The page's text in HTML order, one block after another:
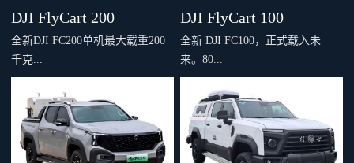
DJI FlyCart 200
全新DJI FC200单机最大载重200
千克...
，四机协同最大载重 600 千克。
支持双电和四电两种模式，还可
灵活选择旗舰空吊和 DL200 吊运
DJI FlyCart 100
全新 DJI FC100，正式载入未
来。80...
千克旗舰级载重，支持两种负载
系统，搭配丰富生态应用，重新
定义专业运载、突破更多场景界